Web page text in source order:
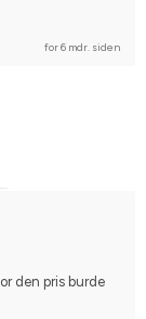
for 6 mdr. siden
den pris burde